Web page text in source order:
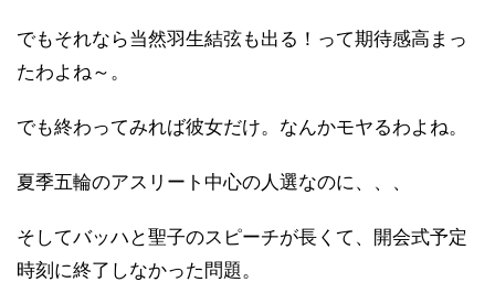
でもそれなら当然羽生結弦も出る！って期待感高まっ
たわよね～。
でも終わってみれば彼女だけ。なんかモヤるわよね。
夏季五輪のアスリート中心の人選なのに、、、
そしてバッハと聖子のスピーチが長くて、開会式予定
時刻に終了しなかった問題。